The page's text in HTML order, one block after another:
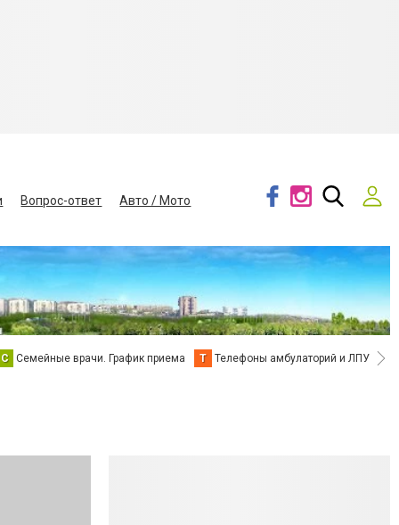
Вопрос-ответ
Авто / Мото
С Семейные врачи. График приема Т Телефоны амбулаторий и ЛПУ В